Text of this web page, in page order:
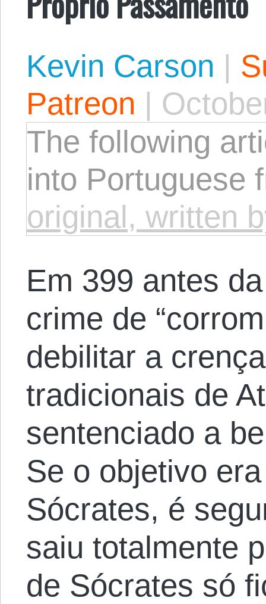
Kevin Carson |
Patreon |
The following
into Portuguese
original, written
Em 399 antes
crime de
debilitar a
tradicionais de
sentenciado a
Se o objetivo
Sócrates, é
saiu totalmente
de Sócrates só